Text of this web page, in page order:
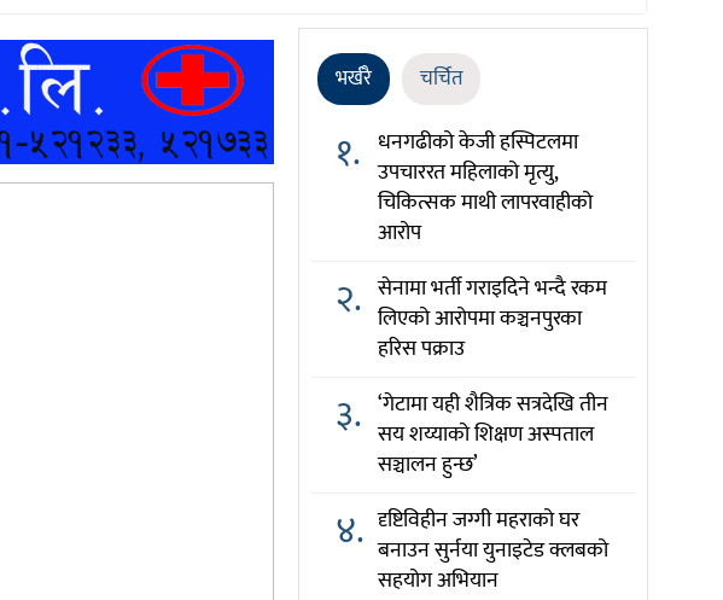
भर्खरै चर्चित
१. धनगढीको केजी हस्पिटलमा
उपचाररत महिलाको मृत्यु,
चिकित्सक माथी लापरवाहीको
आरोप
२. सेनामा भर्ती गराइदिने भन्दै रकम
लिएको आरोपमा कञ्चनपुरका
हरिस पक्राउ
३. ‘गेटामा यही शैत्रिक सत्रदेखि तीन
सय शय्याको शिक्षण अस्पताल
सञ्चालन हुन्छ’
४. दृष्टिविहीन जग्गी महराको घर
बनाउन सुर्नया युनाइटेड क्लबको
सहयोग अभियान